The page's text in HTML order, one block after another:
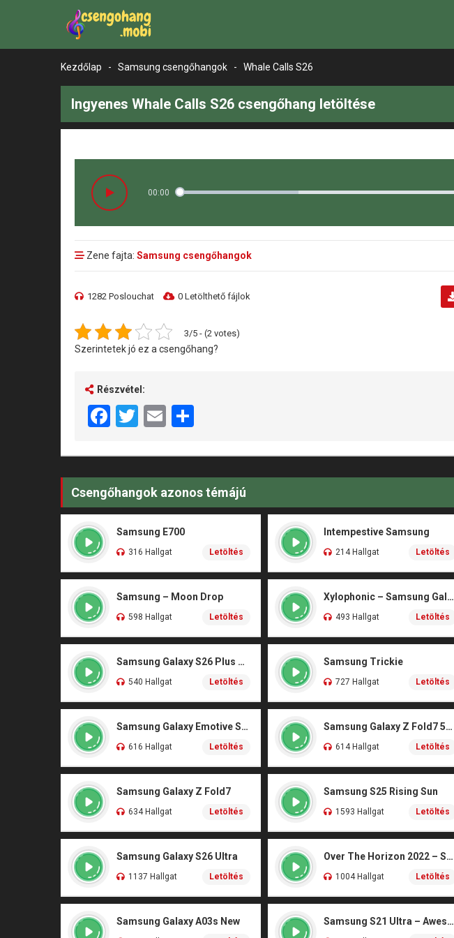
Kezdőlap - Samsung csengőhangok - Whale Calls S26
Ingyenes Whale Calls S26 csengőhang letöltése
00:00
Zene fajta: Samsung csengőhangok
1282 Poslouchat 0 Letölthető fájlok
3/5 - (2 votes)
Szerintetek jó ez a csengőhang?
Részvétel:
Facebook
Twitter
Email
Csengőhangok azonos témájú
Samsung E700
316 Hallgat Letöltés
Intempestive Samsung
214 Hallgat Letöltés
Samsung – Moon Drop
598 Hallgat Letöltés
Xylophonic – Samsung Galaxy S26 Ultra
493 Hallgat Letöltés
Samsung Galaxy S26 Plus Original
540 Hallgat Letöltés
Samsung Trickie
727 Hallgat Letöltés
Samsung Galaxy Emotive Sensation
616 Hallgat Letöltés
Samsung Galaxy Z Fold7 5G – Illusionary
614 Hallgat Letöltés
Samsung Galaxy Z Fold7
634 Hallgat Letöltés
Samsung S25 Rising Sun
1593 Hallgat Letöltés
Samsung Galaxy S26 Ultra
1137 Hallgat Letöltés
Over The Horizon 2022 – SUGA (BTS)
1004 Hallgat Letöltés
Samsung Galaxy A03s New Samsung S21 Ultra – Awesome Classic Bells